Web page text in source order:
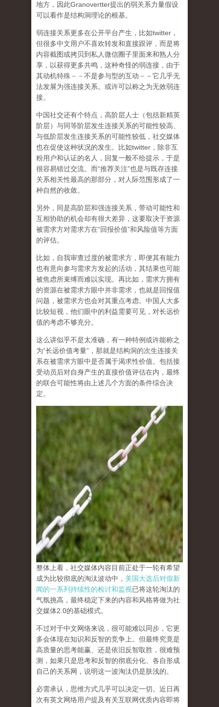
地方，因此Granovertter提出的弱关系力量假设
可以看作是结构洞理论的根基。
弱连接关系更多在公开平台产生，比如twitter，
但很多中文用户不喜欢转发和直接跟评，而是将
内容截图或拷贝到私人微信圈子里面来和熟人分
享，以获得更多共鸣，这种奇怪的弱连接，由于
其动机特殊－－不是参与型的互动－－它几乎无
法发展为强连接关系。或许可以称之为无效弱连
接。
中国社交还有个特点，高阶层人士（包括新精英
阶层）与同等阶层发生连接关系的可能性较高、
与低阶层发生连接关系的可能性较低，社交媒体
也在促使这种状况的发生。比如twitter，除非互
粉用户和认证的名人，回复一般不给提示，于是
很容易错过交流。而“推荐关注”也是与既存连接
关系相关性最高的那部分，对人际范围形成了一
种自然的收敛。
另外，同是高阶层和强连接关系，带动可能性和
互相协助的机会却有很大差异，这要取决于资源
被需求方对需求方在“回报价值”和风险值等方面
的评估。
比如，自我审查过度的被需求方，即便其有能力
也有意向参与需求方发起的活动，其结果也可能
被焦虑所束缚而难以实现。再比如，需求方拥有
的资源在被需求方眼中并非需求，也就是回报值
问题，被需求方也会对其重点考虑。中国人大多
比较短视，他们眼中的利益需要可见，对长远价
值的考虑不够充分。
这么讲似乎不是太准确，有一种特例或许能称之
为“长远价值考量”，那就是结构洞的次生连接关
系在被需求方眼中是否属于渴求性价值。包括接
受动员后对自身产生的直接价值评估在内，最终
的联合可能性将由上述几个方面的条件综合决
定。
整体上看，社交媒体内容目前正处于一轮有希望
成为比较彻底的淘汰波动中， 美国大选后对假新
闻的一系列持续性的检讨和监视已将这轮淘汰的
气氛挑高，最终稳定下来的内容和风格将做为社
交媒体2.0的基础模式。
不过对于中文网络来说，很可能难以同步，它更
多会体现在知识和反智的竞争上。但最终究竟是
高质量的思考能赢、还是依旧反智取胜，很难预
测，如果只是思考和反智的彻底分化、各自形成
自己的关系网，说明这一波淘汰仍是肤浅的。
必需承认，思维方式几乎可以决定一切。近日再
次有英文网络用户提及有关互联网优质内容即将